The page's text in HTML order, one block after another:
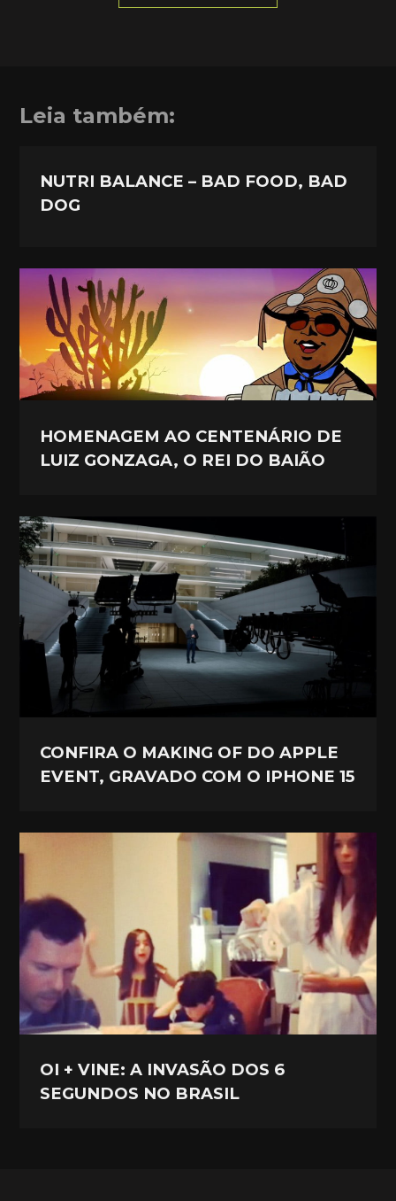
Leia também:
NUTRI BALANCE – BAD FOOD, BAD
DOG
HOMENAGEM AO CENTENÁRIO DE
LUIZ GONZAGA, O REI DO BAIÃO
CONFIRA O MAKING OF DO APPLE
EVENT, GRAVADO COM O IPHONE 15
OI + VINE: A INVASÃO DOS 6
SEGUNDOS NO BRASIL